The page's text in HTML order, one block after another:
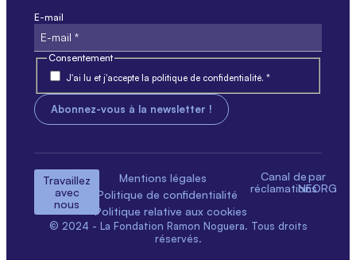
E-mail
Consentement
J'ai lu et j'accepte la politique de confidentialité. *
Travaillez
avec
nous
Mentions légales
Politique de confidentialité
Politique relative aux cookies
Canal de
réclamations
par
NEORG
© 2024 - La Fondation Ramon Noguera. Tous droits
réservés.